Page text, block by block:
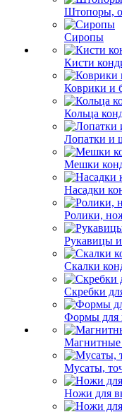
Штопоры,
Сиропы
Кисти
Коврики и
Кольца
Лопатки и
Мешки
Насадки
Ролики,
Рукавицы
Скалки
Скребки
Формы для
Магнитные
Мусаты,
Ножи для